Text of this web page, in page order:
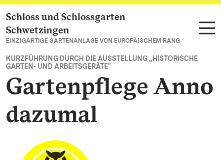
Zum Hauptinhalt springen
Schloss und Schlossgarten
Schwetzingen
EINZIGARTIGE GARTENANLAGE VON EUROPÄISCHEM RANG
KURZFÜHRUNG DURCH DIE AUSSTELLUNG „HISTORISCHE
GARTEN- UND ARBEITSGERÄTE"
Gartenpflege Anno
dazumal